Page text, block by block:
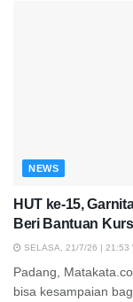
NEWS
HUT ke-15,
Beri Bantuan
SELASA, 21/7/26 | 21:53
Padang,
bisa kesampaian